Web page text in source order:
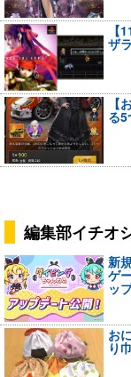
【
ザ
【
る5
編集部イチオ
新
ゲ
ッ
お
り